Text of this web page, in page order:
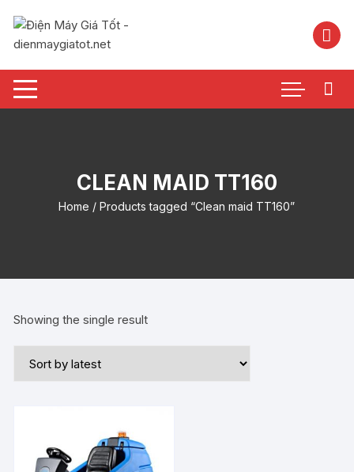
nội
CLEAN MAID TT160
Home / Products tagged “Clean maid TT160”
Showing the single result